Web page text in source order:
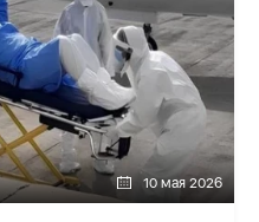
10 мая 2026